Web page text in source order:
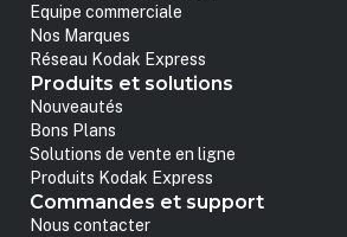
Equipe commerciale
Nos Marques
Réseau Kodak Express
Produits et solutions
Nouveautés
Bons Plans
Solutions de vente en ligne
Produits Kodak Express
Commandes et support
Nous contacter